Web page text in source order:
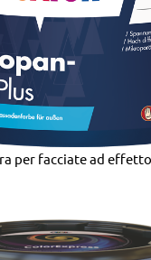
per facciate ad